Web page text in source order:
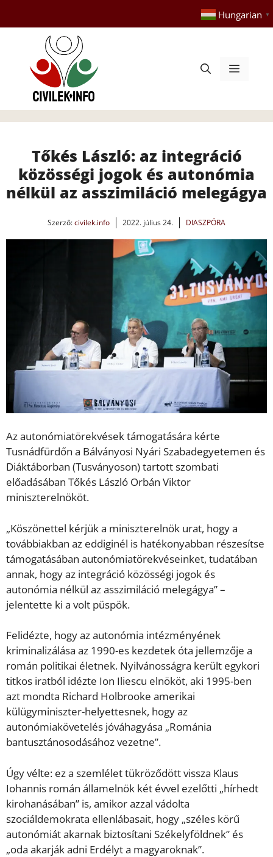
tartalomba
Hungarian ▼
Menü
Tőkés László: az integráció
közösségi jogok és autonómia
nélkül az asszimiláció melegágya
Szerző:civilek.info 2022. július 24. DIASZPÓRA
Az autonómiatörekvések támogatására kérte
Tusnádfürdőn a Bálványosi Nyári Szabadegyetemen és
Diáktáborban (Tusványoson) tartott szombati
előadásában Tőkés László Orbán Viktor
miniszterelnököt.
„Köszönettel kérjük a miniszterelnök urat, hogy a
továbbiakban az eddiginél is hatékonyabban részesítse
támogatásában autonómiatörekvéseinket, tudatában
annak, hogy az integráció közösségi jogok és
autonómia nélkül az asszimiláció melegágya” –
jelentette ki a volt püspök.
Felidézte, hogy az autonómia intézményének
kriminalizálása az 1990-es kezdetek óta jellemzője a
román politikai életnek. Nyilvánosságra került egykori
titkos iratból idézte Ion Iliescu elnököt, aki 1995-ben
azt mondta Richard Holbrooke amerikai
külügyminiszter-helyettesnek, hogy az
autonómiakövetelés jóváhagyása „Románia
bantusztánosodásához vezetne”.
Úgy vélte: ez a szemlélet tükröződött vissza Klaus
Iohannis román államelnök két évvel ezelőtti „hírhedt
kirohanásában” is, amikor azzal vádolta
szociáldemokrata ellenlábasait, hogy „széles körű
autonómiát akarnak biztosítani Székelyföldnek” és
„oda akarják adni Erdélyt a magyaroknak”.